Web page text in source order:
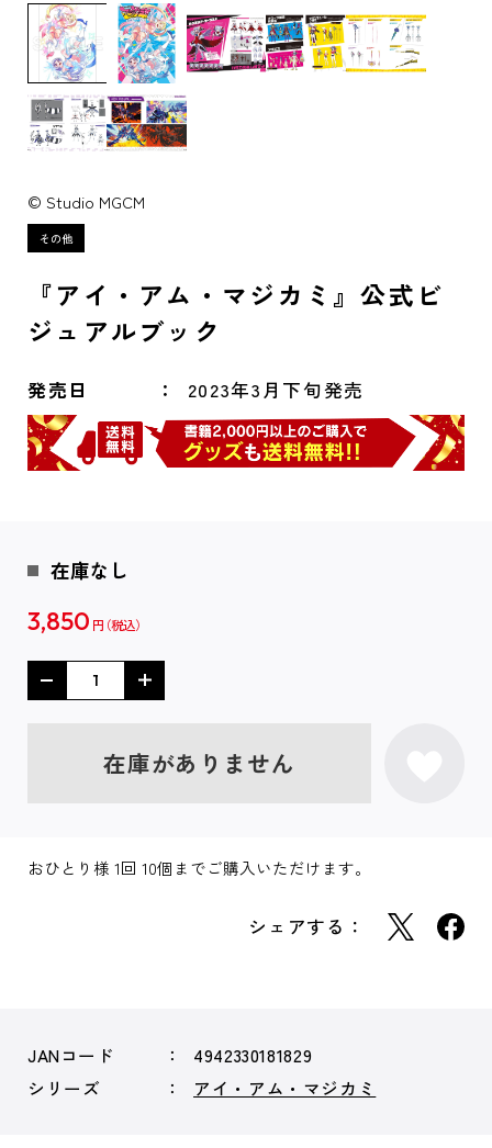
© Studio MGCM
『アイ・アム・マジカミ』公式ビ
ジュアルブック
発売日 2023年3月下旬発売
在庫なし
3,850 円
在庫がありません
おひとり様 1回 10個までご購入いただけます。
シェアする：
JANコード
4942330181829
シリーズ
アイ・アム・マジカミ